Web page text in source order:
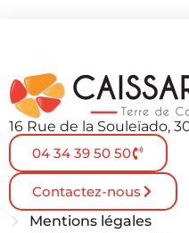
16 Rue de la Souleïado,
04 34 39 50 50
Contactez-nous
Mentions légales